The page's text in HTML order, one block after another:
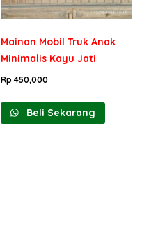
Mainan Mobil Truk Anak
Minimalis Kayu Jati
Rp 450,000
Beli Sekarang